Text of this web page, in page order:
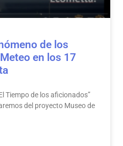
de los
en los 17
Tiempo de los aficionados”
del proyecto Museo de